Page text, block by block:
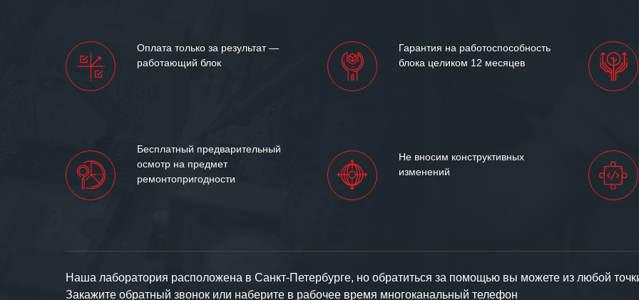
«555» долгих лет успеха и процветания.
Оплата только за результат —
работающий блок
Гарантия на работоспособность
блока целиком 12 месяцев
Бесплатный предварительный
осмотр на предмет
ремонтопригодности
Не вносим конструктивных
изменений
Наша лаборатория расположена в Санкт-Петербурге, но обратиться за помощью вы можете из любой
Закажите обратный звонок или наберите в рабочее время многоканальный телефон